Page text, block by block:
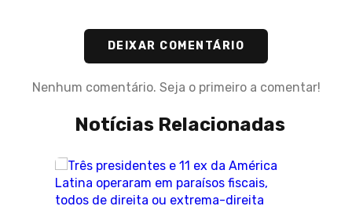
DEIXAR COMENTÁRIO
Nenhum comentário. Seja o primeiro a comentar!
Notícias Relacionadas